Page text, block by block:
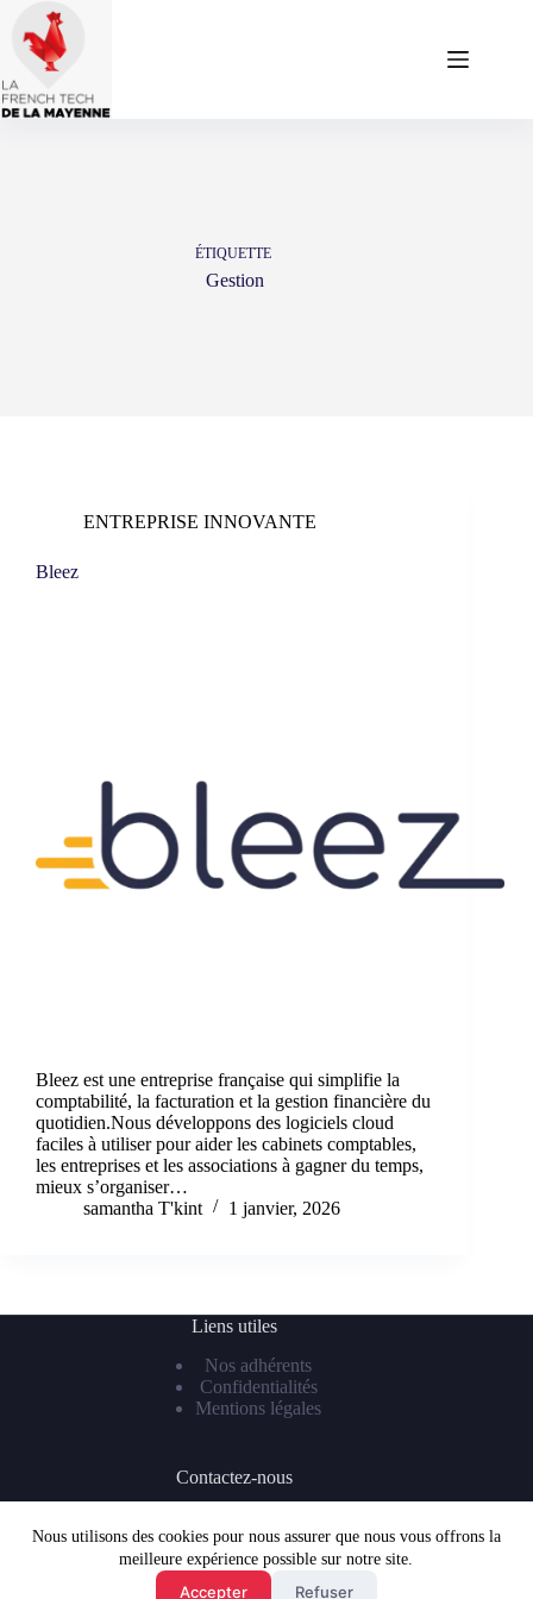
contenu
Nous utilisons des cookies pour nous assurer que nous vous offrons la
meilleure expérience possible sur notre site.
Accepter Refuser
ÉTIQUETTE
Gestion
ENTREPRISE INNOVANTE
Bleez
Bleez est une entreprise française qui simplifie la
comptabilité, la facturation et la gestion financière du
quotidien.Nous développons des logiciels cloud
faciles à utiliser pour aider les cabinets comptables,
les entreprises et les associations à gagner du temps,
mieux s’organiser…
samantha T'kint
1 janvier, 2026
Liens utiles
Nos adhérents
Confidentialités
Mentions légales
Contactez-nous
Mail : frenchtechlaval@gmail.com